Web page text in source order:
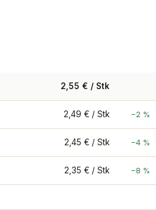
2,55 € / Stk
2,49 € / Stk −2 %
2,45 € / Stk −4 %
2,35 € / Stk −8 %